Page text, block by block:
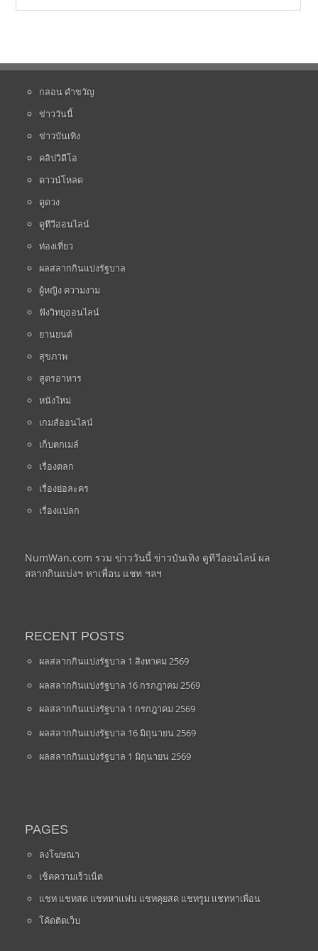
กลอน คำขวัญ
ข่าววันนี้
ข่าวบันเทิง
คลิปวิดีโอ
ดาวน์โหลด
ดูดวง
ดูทีวีออนไลน์
ท่องเที่ยว
ผลสลากกินแบ่งรัฐบาล
ผู้หญิง ความงาม
ฟังวิทยุออนไลน์
ยานยนต์
สุขภาพ
สูตรอาหาร
หนังใหม่
เกมส์ออนไลน์
เก็บตกเมล์
เรื่องตลก
เรื่องย่อละคร
เรื่องแปลก
NumWan.com รวม ข่าววันนี้ ข่าวบันเทิง ดูทีวีออนไลน์ ผล
สลากกินแบ่งฯ หาเพื่อน แชท ฯลฯ
RECENT POSTS
ผลสลากกินแบ่งรัฐบาล 1 สิงหาคม 2569
ผลสลากกินแบ่งรัฐบาล 16 กรกฎาคม 2569
ผลสลากกินแบ่งรัฐบาล 1 กรกฎาคม 2569
ผลสลากกินแบ่งรัฐบาล 16 มิถุนายน 2569
ผลสลากกินแบ่งรัฐบาล 1 มิถุนายน 2569
PAGES
ลงโฆษณา
เช็คความเร็วเน็ต
แชท แชทสด แชทหาแฟน แชทคุยสด แชทรูม แชทหาเพื่อน
โค้ดติดเว็บ